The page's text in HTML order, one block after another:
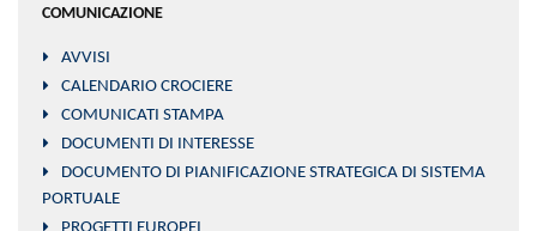
COMUNICAZIONE
AVVISI
CALENDARIO CROCIERE
COMUNICATI STAMPA
DOCUMENTI DI INTERESSE
DOCUMENTO DI PIANIFICAZIONE STRATEGICA DI SISTEMA
PORTUALE